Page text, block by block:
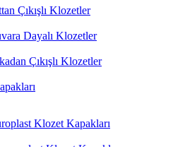
Çıkışlı Klozetler
Dayalı Klozetler
Çıkışlı Klozetler
Klozet Kapakları